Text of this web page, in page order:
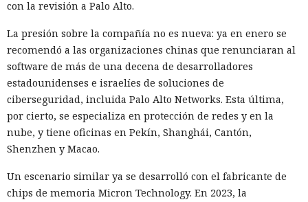
con la revisión a Palo Alto.
La presión sobre la compañía no es nueva: ya en enero se
recomendó a las organizaciones chinas que renunciaran al
software de más de una decena de desarrolladores
estadounidenses e israelíes de soluciones de
ciberseguridad, incluida Palo Alto Networks. Esta última,
por cierto, se especializa en protección de redes y en la
nube, y tiene oficinas en Pekín, Shanghái, Cantón,
Shenzhen y Macao.
Un escenario similar ya se desarrolló con el fabricante de
chips de memoria Micron Technology. En 2023, la